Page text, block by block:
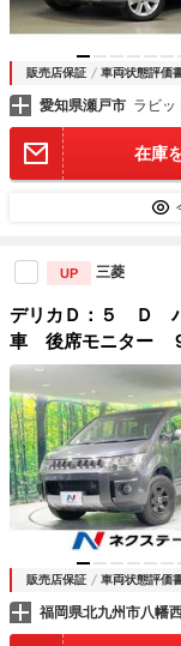
販売店保証 車両状態評価
愛知県瀬戸市 ラビ
在庫
UP 三菱
デリカＤ：５ Ｄ
車 後席モニター
ド シートヒーター
ド ドラレコ ＥＴ
ートキー
販売店保証 車両状態評価
福岡県北九州市八幡